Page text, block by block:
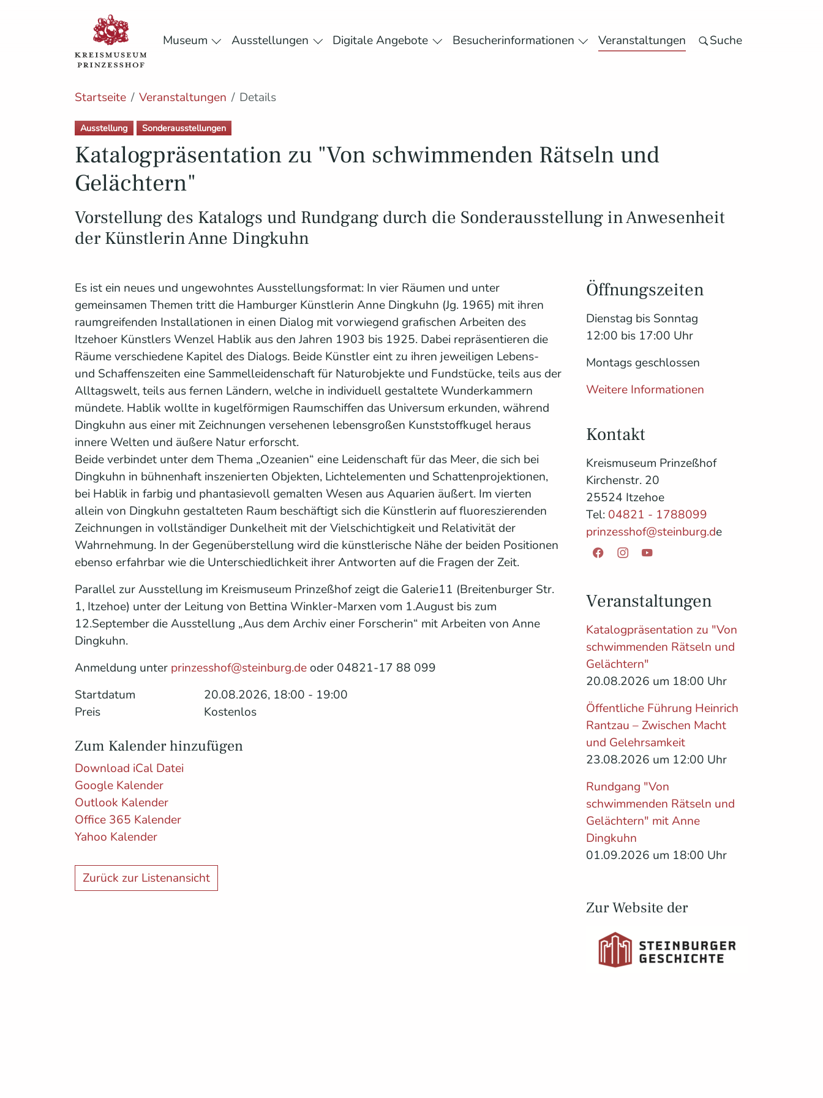
Skip to main content
Skip to page footer
Museum Submenu for "Museum"
Ausstellungen Submenu for "Ausstellungen"
Digitale Angebote Submenu for "Digitale Angebote"
Besucherinformationen Submenu for "Besucherinformationen"
Veranstaltungen Suche
You are here:
Startseite Veranstaltungen Details
Ausstellung Sonderausstellungen
Katalogpräsentation zu "Von schwimmenden Rätseln und
Gelächtern"
Vorstellung des Katalogs und Rundgang durch die Sonderausstellung in Anwesenheit
der Künstlerin Anne Dingkuhn
Es ist ein neues und ungewohntes Ausstellungsformat: In vier Räumen und unter
gemeinsamen Themen tritt die Hamburger Künstlerin Anne Dingkuhn (Jg. 1965) mit ihren
raumgreifenden Installationen in einen Dialog mit vorwiegend grafischen Arbeiten des
Itzehoer Künstlers Wenzel Hablik aus den Jahren 1903 bis 1925. Dabei repräsentieren die
Räume verschiedene Kapitel des Dialogs. Beide Künstler eint zu ihren jeweiligen Lebens-
und Schaffenszeiten eine Sammelleidenschaft für Naturobjekte und Fundstücke, teils aus der
Alltagswelt, teils aus fernen Ländern, welche in individuell gestaltete Wunderkammern
mündete. Hablik wollte in kugelförmigen Raumschiffen das Universum erkunden, während
Dingkuhn aus einer mit Zeichnungen versehenen lebensgroßen Kunststoffkugel heraus
innere Welten und äußere Natur erforscht.
Beide verbindet unter dem Thema „Ozeanien“ eine Leidenschaft für das Meer, die sich bei
Dingkuhn in bühnenhaft inszenierten Objekten, Lichtelementen und Schattenprojektionen,
bei Hablik in farbig und phantasievoll gemalten Wesen aus Aquarien äußert. Im vierten
allein von Dingkuhn gestalteten Raum beschäftigt sich die Künstlerin auf fluoreszierenden
Zeichnungen in vollständiger Dunkelheit mit der Vielschichtigkeit und Relativität der
Wahrnehmung. In der Gegenüberstellung wird die künstlerische Nähe der beiden Positionen
ebenso erfahrbar wie die Unterschiedlichkeit ihrer Antworten auf die Fragen der Zeit.
Parallel zur Ausstellung im Kreismuseum Prinzeßhof zeigt die Galerie11 (Breitenburger Str.
1, Itzehoe) unter der Leitung von Bettina Winkler-Marxen vom 1.August bis zum
12.September die Ausstellung „Aus dem Archiv einer Forscherin“ mit Arbeiten von Anne
Dingkuhn.
Anmeldung unter prinzesshof@steinburg.de oder 04821-17 88 099
Startdatum
20.08.2026, 18:00 - 19:00
Preis
Kostenlos
Zum Kalender hinzufügen
Download iCal Datei
Google Kalender
Outlook Kalender
Office 365 Kalender
Yahoo Kalender
Zurück zur Listenansicht
Öffnungszeiten
Dienstag bis Sonntag
12:00 bis 17:00 Uhr
Montags geschlossen
Weitere Informationen
Kontakt
Kreismuseum Prinzeßhof
Kirchenstr. 20
25524 Itzehoe
Tel: 04821 - 1788099
prinzesshof@steinburg.de
Facebook
Instagram
YouTube
Veranstaltungen
Katalogpräsentation zu "Von
schwimmenden Rätseln und
Gelächtern"
20.08.2026 um 18:00 Uhr
Öffentliche Führung Heinrich
Rantzau – Zwischen Macht
und Gelehrsamkeit
23.08.2026 um 12:00 Uhr
Rundgang "Von
schwimmenden Rätseln und
Gelächtern" mit Anne
Dingkuhn
01.09.2026 um 18:00 Uhr
Zur Website der